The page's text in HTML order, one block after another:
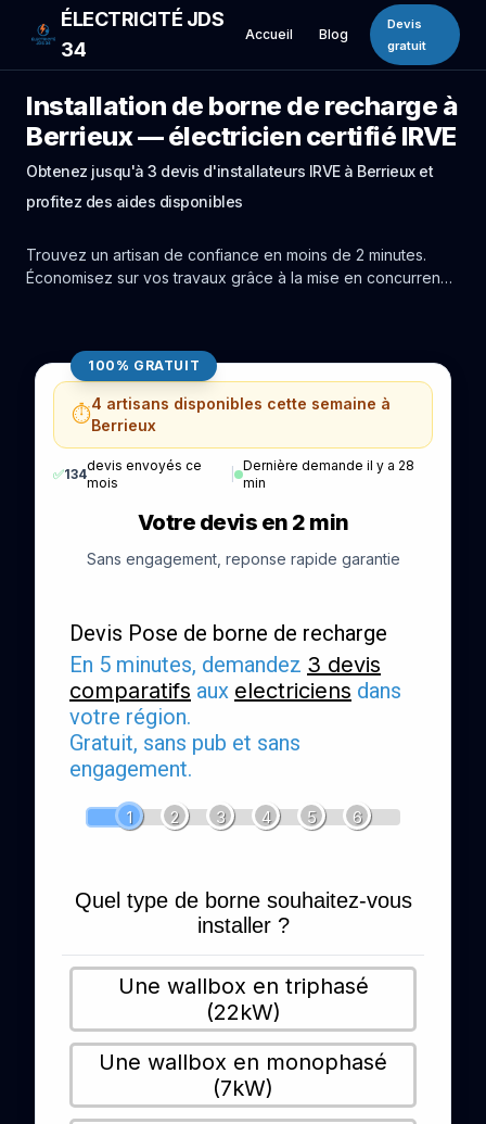
ÉLECTRICITÉ JDS
34
Accueil Blog
Devis
gratuit
Installation de borne de recharge à
Berrieux — électricien certifié IRVE
Obtenez jusqu'à 3 devis d'installateurs IRVE à Berrieux et
profitez des aides disponibles
Trouvez un artisan de confiance en moins de 2 minutes.
Économisez sur vos travaux grâce à la mise en concurrence
100% GRATUIT
⏱️4 artisans disponibles cette semaine à
Berrieux
✅134
devis envoyés ce
mois
Dernière demande il y a 28
min
Votre devis en 2 min
Sans engagement, reponse rapide garantie
Devis Pose de borne de recharge
En 5 minutes, demandez 3 devis
comparatifs aux electriciens dans
votre région.
Gratuit, sans pub et sans
engagement.
1 2 3 4 5 6
Quel type de borne souhaitez-vous
installer ?
Une wallbox en triphasé
(22kW)
Une wallbox en monophasé
(7kW)